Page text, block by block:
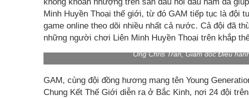
Minh Huyền Thoại thế giới, từ đó GAM tiếp tục là đội
game online theo dõi nhiều nhất cả nước. Cả đội đã
những người chơi Liên Minh Huyền Thoại trên khắp
Ông Chris Trần, Giám đốc Điều
GAM, cùng đội đồng hương mang tên Young
Chung Kết Thế Giới diễn ra ở Bắc Kinh, nơi 24 đội